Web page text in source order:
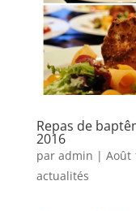
Repas de
2016
par admin | Août
actualités